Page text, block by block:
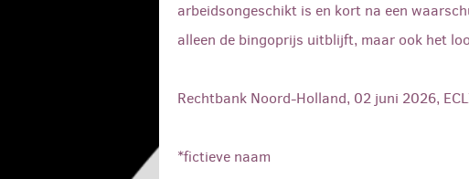
arbeidsongeschikt is en kort na een
alleen de bingoprijs uitblijft, maar ook het
Rechtbank Noord-Holland, 02 juni 2026,
*fictieve naam